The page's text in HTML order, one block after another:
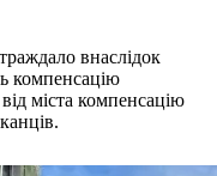
внаслідок
компенсацію
міста компенсацію